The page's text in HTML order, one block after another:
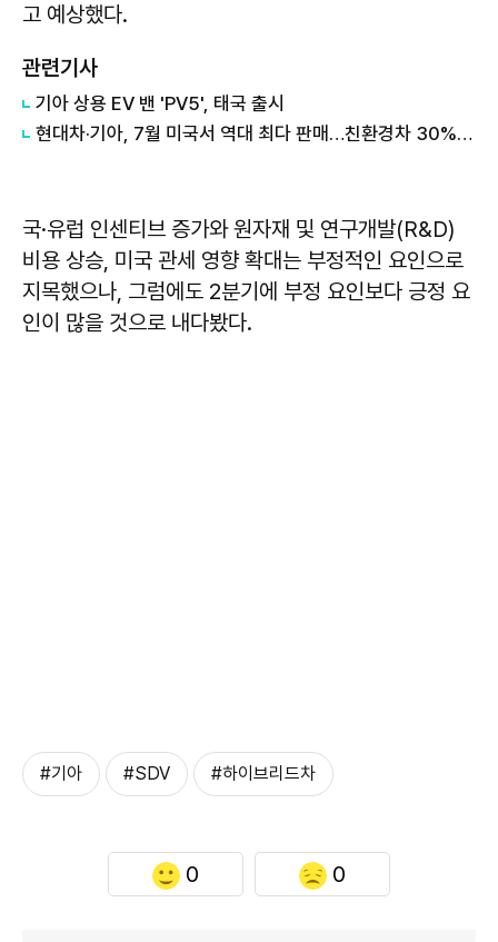
고 예상했다.
관련기사
기아 상용 EV 밴 'PV5', 태국 출시
현대차·기아, 7월 미국서 역대 최다 판매…친환경차 30% 돌파
국·유럽 인센티브 증가와 원자재 및 연구개발(R&D)
비용 상승, 미국 관세 영향 확대는 부정적인 요인으로
지목했으나, 그럼에도 2분기에 부정 요인보다 긍정 요
인이 많을 것으로 내다봤다.
#기아 #SDV #하이브리드차
0 0